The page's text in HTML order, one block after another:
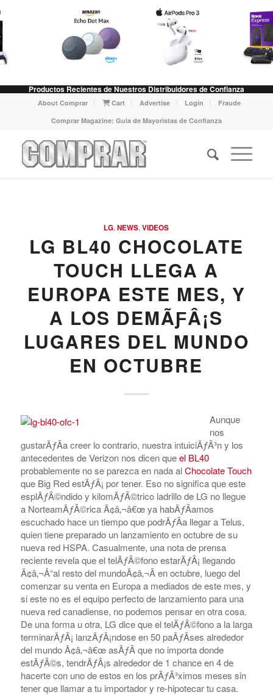
Productos Recientes de Nuestros Distribuidores de Confianza
About Comprar Cart Advertise Login
Fraude
Comprar Magazine: Guia de Mayoristas de Confianza
LG,NEWS,VIDEOS
LG BL40 CHOCOLATE
TOUCH LLEGA A
EUROPA ESTE MES, Y
A LOS DEMÃƑÂ¡S
LUGARES DEL MUNDO
EN OCTUBRE
Aunque
nos
gustarÃƒÂ­a creer lo contrario, nuestra intuiciÃƒÂ³n y los
antecedentes de Verizon nos dicen queel BL40
probablemente no se parezca en nada alChocolate Touch
que Big Red estÃƒÂ¡ por tener. Eso no significa que este
esplÃƒÂ©ndido y kilomÃƒÂ©trico ladrillo de LG no llegue
a NorteamÃƒÂ©rica Ã¢â‚¬â€œ ya habÃƒÂ­amos
escuchado hace un tiempo que podrÃƒÂ­a llegar a Telus,
quien tiene preparado un lanzamiento en octubre de su
nueva red HSPA. Casualmente, una nota de prensa
reciente revela que el telÃƒÂ©fono estarÃƒÂ¡ llegando
Ã¢â‚¬Å“al resto del mundoÃ¢â‚¬Â en octubre, luego del
comenzar su venta en Europa a mediados de este mes, y
si este no es el equipo perfecto de lanzamiento para una
nueva red canadiense, no podemos pensar en otra cosa.
De una forma u otra, LG dice que el telÃƒÂ©fono a la larga
terminarÃƒÂ¡ lanzÃƒÂ¡ndose en 50 paÃƒÂ­ses alrededor
del mundo Ã¢â‚¬â€œ asÃƒÂ­ que no importa donde
estÃƒÂ©s, tendrÃƒÂ¡s alrededor de 1 chance en 4 de
hacerte con uno de estos en los prÃƒÂ³ximos meses sin
tener que llamar a tu importador y re-hipotecar tu casa.